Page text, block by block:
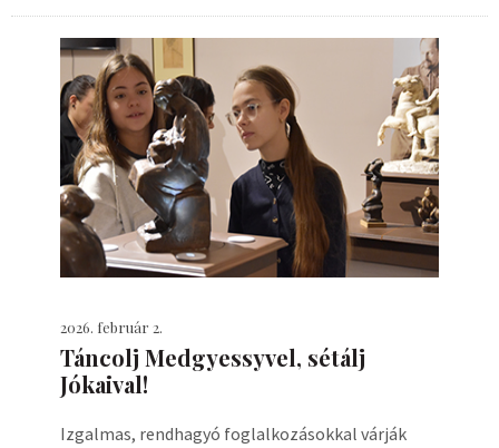
2026. február 2.
Táncolj Medgyessyvel, sétálj
Jókaival!
Izgalmas, rendhagyó foglalkozásokkal várják